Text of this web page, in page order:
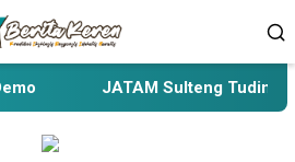
JATAM Sulteng Tuding